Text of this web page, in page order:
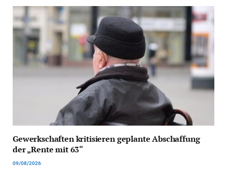
Gewerkschaften kritisieren geplante Abschaffung
der „Rente mit 63“
09/08/2026